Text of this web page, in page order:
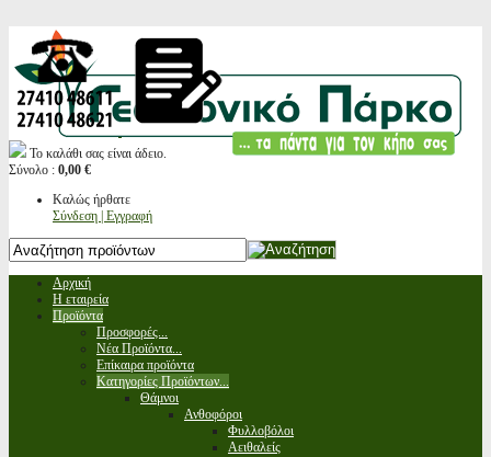
Το καλάθι σας είναι άδειο.
Σύνολο : 0,00 €
Καλώς ήρθατε
Σύνδεση | Εγγραφή
Αρχική
Η εταιρεία
Προϊόντα
Προσφορές...
Νέα Προϊόντα...
Επίκαιρα προϊόντα
Κατηγορίες Προϊόντων...
Θάμνοι
Ανθοφόροι
Φυλλοβόλοι
Αειθαλείς